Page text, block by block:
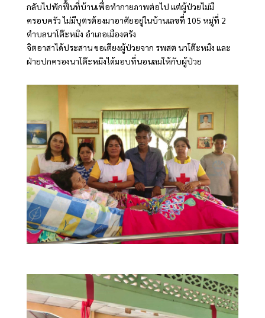
กลับไปพักฟื้นที่บ้านเพื่อทำกายภาพต่อไป แต่ผู้ป่วยไม่มี
ครอบครัว ไม่มีบุตรต้องมาอาศัยอยู่ในบ้านเลขที่ 105 หมู่ที่ 2
ตำบลนาโต๊ะหมิง อำเภอเมืองตรัง
จิตอาสาได้ประสาน ขอเตียงผู้ป่วยจาก รพสต นาโต๊ะหมิง และ
ฝ่ายปกครองนาโต๊ะหมิงได้มอบที่นอนลมให้กับผู้ป่วย